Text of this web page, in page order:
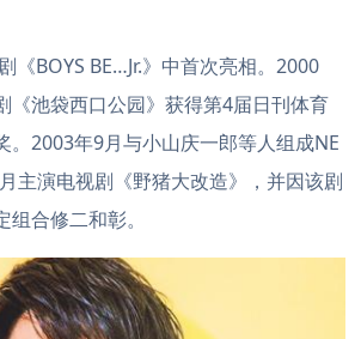
BOYS BE…Jr.》中首次亮相。2000
《池袋西口公园》获得第4届日刊体育
。2003年9月与小山庆一郎等人组成NE
主演电视剧《野猪大改造》，并因该剧
合修二和彰。